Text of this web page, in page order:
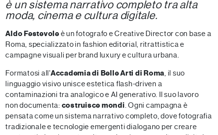
è un sistema narrativo completo tra alta
moda, cinema e cultura digitale.
Aldo Festevoleè un fotografo e Creative Director con base a
Roma, specializzato in fashion editorial, ritrattistica e
campagne visuali per brand luxury e cultura urbana.
Formatosi all'Accademia di Belle Arti di Roma , il suo
linguaggio visivo unisce estetica flash-driven a
contaminazioni tra analogico e AI generativo. Il suo lavoro
non documenta: costruisce mondi . Ogni campagna è
pensata come un sistema narrativo completo, dove fotografia
tradizionale e tecnologie emergenti dialogano per creare